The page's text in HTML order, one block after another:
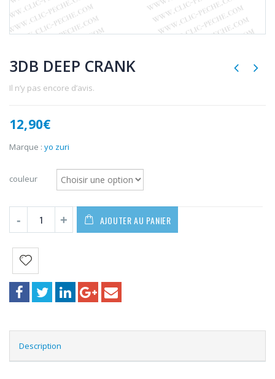
3DB DEEP CRANK
Il n’y pas encore d’avis.
12,90€
Marque : yo zuri
couleur
AJOUTER AU PANIER
Description